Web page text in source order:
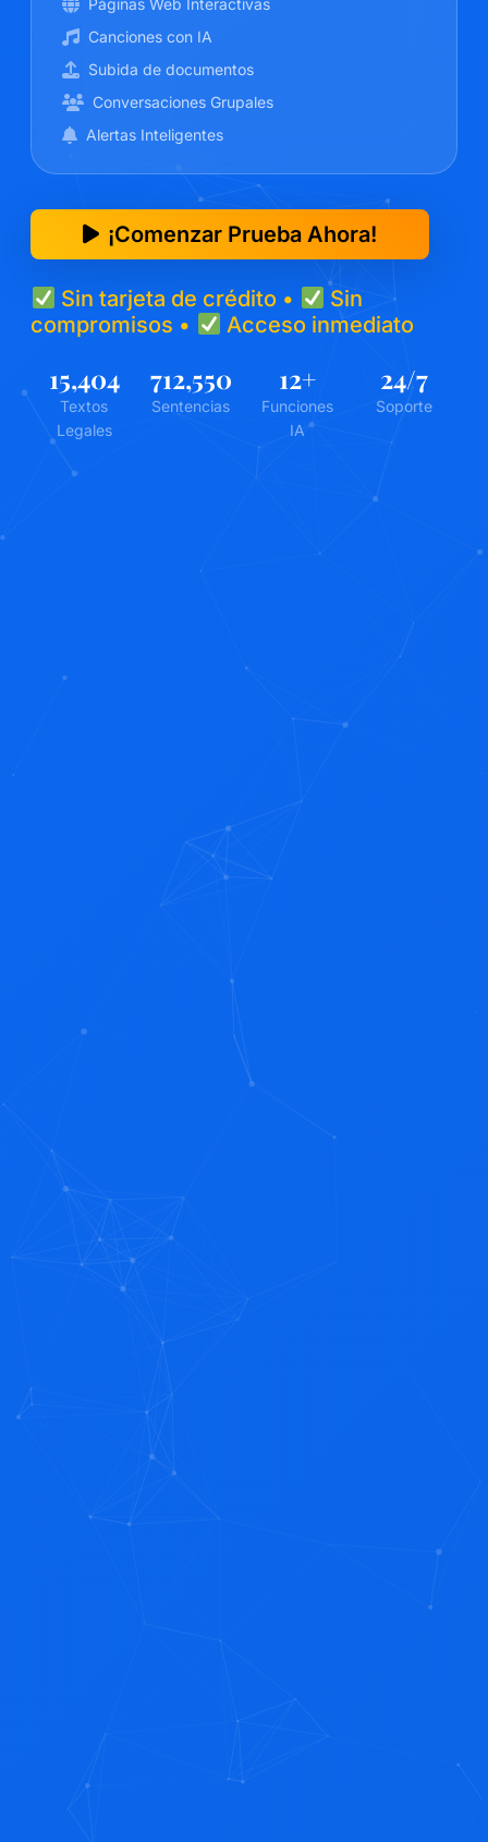
Páginas Web Interactivas
Canciones con IA
Subida de documentos
Conversaciones Grupales
Alertas Inteligentes
¡Comenzar Prueba Ahora!
Sin tarjeta de crédito •
Sin
compromisos •
Acceso inmediato
15,404
Textos
Legales
712,550
Sentencias
12+
Funciones
IA
24/7
Soporte